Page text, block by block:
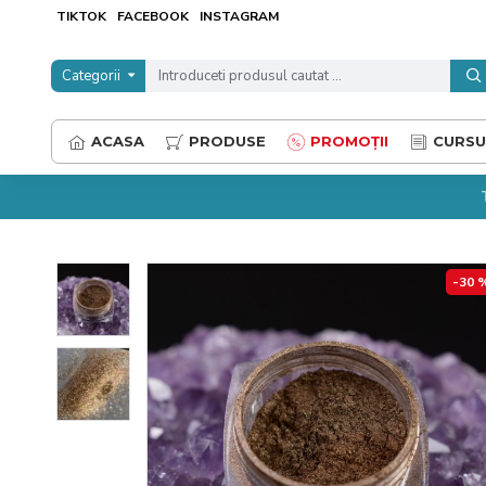
TIKTOK FACEBOOK INSTAGRAM
Categorii
ACASA PRODUSE PROMOȚII
-30